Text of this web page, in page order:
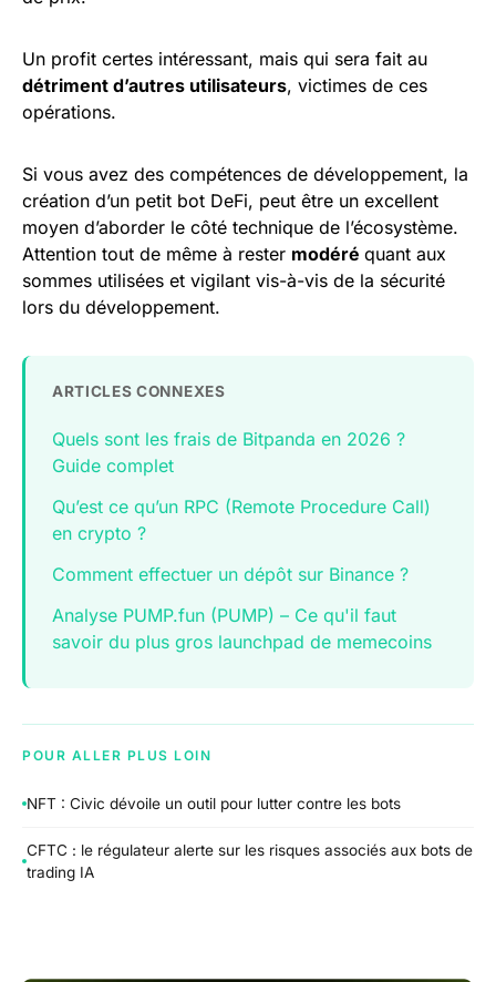
Un profit certes intéressant, mais qui sera fait au
détriment d’autres utilisateurs, victimes de ces
opérations.
Si vous avez des compétences de développement, la
création d’un petit bot DeFi, peut être un excellent
moyen d’aborder le côté technique de l’écosystème.
Attention tout de même à rester modéré quant aux
sommes utilisées et vigilant vis-à-vis de la sécurité
lors du développement.
ARTICLES CONNEXES
Quels sont les frais de Bitpanda en 2026 ?
Guide complet
Qu’est ce qu’un RPC (Remote Procedure Call)
en crypto ?
Comment effectuer un dépôt sur Binance ?
Analyse PUMP.fun (PUMP) – Ce qu'il faut
savoir du plus gros launchpad de memecoins
POUR ALLER PLUS LOIN
NFT : Civic dévoile un outil pour lutter contre les bots
CFTC : le régulateur alerte sur les risques associés aux bots de
trading IA